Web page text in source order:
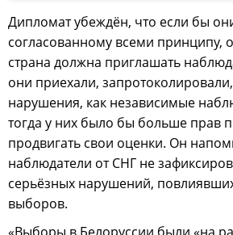
Дипломат убеждён, что если бы
согласованному всеми принципу,
страна должна приглашать
они приехали,
нарушения, как независимые
тогда у них было бы больше прав
продвигать свои оценки. Он
наблюдатели от СНГ не
серьёзных нарушений,
выборов.